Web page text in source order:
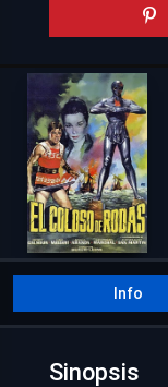
Info
Sinopsis